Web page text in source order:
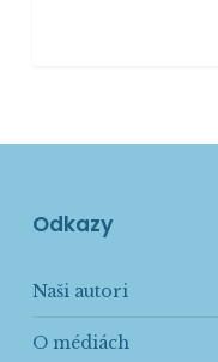
Odkazy
Naši autori
O médiách